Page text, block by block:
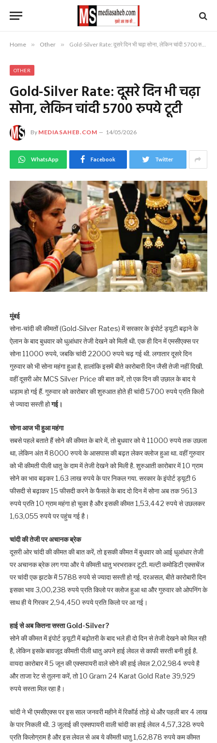
Home » Other » Gold-Silver Rate: दूसरे दिन भी चढ़ा सोना, लेकिन चांदी 5700 रुपये टूटी
OTHER
Gold-Silver Rate: दूसरे दिन भी चढ़ा
सोना, लेकिन चांदी 5700 रुपये टूटी
By MEDIASAHEB.COM 14/05/2026
WhatsApp Facebook Twitter
मुंबई
सोना-चांदी की कीमतों (Gold-Silver Rates) में सरकार के इंपोर्ट ड्यूटी बढ़ाने के
ऐलान के बाद बुधवार को धुआंधार तेजी देखने को मिली थी. एक ही दिन में एमसीएक्स पर
सोना 11000 रुपये, जबकि चांदी 22000 रुपये चढ़ गई थी. लगातार दूसरे दिन
गुरुवार को भी सोना महंगा हुआ है, हालांकि इसमें बीते कारोबारी दिन जैसी तेजी नहीं दिखी.
वहीं दूसरी ओर MCS Silver Price की बात करें, तो एक दिन की उछाल के बाद ये
धड़ाम हो गई हैं. गुरुवार को कारोबार की शुरुआत होते ही चांदी 5700 रुपये प्रति किलो
से ज्यादा सस्ती होगई।
सोना आज भी हुआ महंगा
सबसे पहले बताते हैं सोने की कीमत के बारे में, तो बुधवार को ये 11000 रुपये तक उछला
था, लेकिन अंत में 8000 रुपये के आसपास की बढ़त लेकर क्लोज हुआ था. वहीं गुरुवार
को भी कीमती पीली धातु के दाम में तेजी देखने को मिली है. शुरुआती कारोबार में 10 ग्राम
सोने का भाव बढ़कर 1.63 लाख रुपये के पार निकल गया. सरकार के इंपोर्ट ड्यूटी 6
फीसदी से बढ़ाकर 15 फीसदी करने के फैसले के बाद दो दिन में सोना अब तक 9613
रुपये प्रति 10 ग्राम महंगा हो चुका है और इसकी कीमत 1,53,442 रुपये से उछलकर
1,63,055 रुपये पर पहुंच गई है।
चांदी की तेजी पर अचानक ब्रेक
दूसरी ओर चांदी की कीमत की बात करें, तो इसकी कीमत में बुधवार को आई धुआंधार तेजी
पर अचानक ब्रेक लग गया और ये कीमती धातु भरभराकर टूटी. मल्टी कमोडिटी एक्सचेंज
पर चांदी एक झटके में 5788 रुपये से ज्यादा सस्ती हो गई. दरअसल, बीते कारोबारी दिन
इसका भाव 3,00,238 रुपये प्रति किलो पर क्लोज हुआ था और गुरुवार को ओपनिंग के
साथ ही ये गिरकर 2,94,450 रुपये प्रति किलो पर आ गई।
हाई से अब कितना सस्ता Gold-Silver?
सोने की कीमत में इंपोर्ट ड्यूटी में बढ़ोतरी के बाद भले ही दो दिन से तेजी देखने को मिल रही
है, लेकिन इसके बावजूद कीमती पीली धातु अपने हाई लेवल से काफी सस्ती बनी हुई है.
वायदा कारोबार में 5 जून की एक्सपायरी वाले सोने की हाई लेवल 2,02,984 रुपये है
और ताजा रेट से तुलना करें, तो 10 Gram 24 Karat Gold Rate 39,929
रुपये सस्ता मिल रहा है।
चांदी ने भी एमसीएक्स पर इस साल जनवरी महीने में रिकॉर्ड तोड़े थे और पहली बार 4 लाख
के पार निकली थी. 3 जुलाई की एक्सपायरी वाली चांदी का हाई लेवल 4,57,328 रुपये
प्रति किलोग्राम है और इस लेवल से अब ये कीमती धातु 1,62,878 रुपये कम कीमत